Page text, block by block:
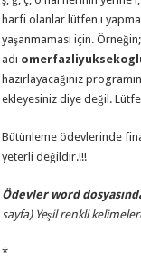
harfi olanlar lütfen ı
yaşanmaması için.
adı
hazırlayacağınız
ekleyesiniz diye değil.
Bütünleme ödevlerinde
yeterli değildir.!!!
Ödevler word
sayfa) Yeşil renkli
*